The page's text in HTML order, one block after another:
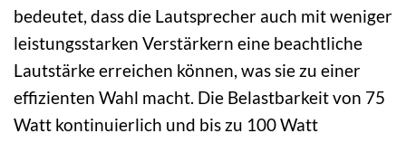
bedeutet, dass die Lautsprecher auch mit weniger
leistungsstarken Verstärkern eine beachtliche
Lautstärke erreichen können, was sie zu einer
effizienten Wahl macht. Die Belastbarkeit von 75
Watt kontinuierlich und bis zu 100 Watt